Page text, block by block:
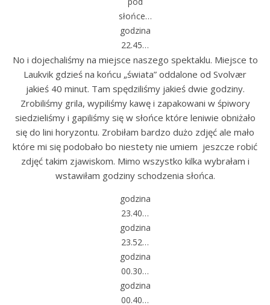
słońce…
godzina
22.45…
No i dojechaliśmy na miejsce naszego spektaklu. Miejsce to
Laukvik gdzieś na końcu „świata” oddalone od Svolvær
jakieś 40 minut. Tam spędziliśmy jakieś dwie godziny.
Zrobiliśmy grila, wypiliśmy kawę i zapakowani w śpiwory
siedzieliśmy i gapiliśmy się w słońce które leniwie obniżało
się do lini horyzontu. Zrobiłam bardzo dużo zdjęć ale mało
które mi się podobało bo niestety nie umiem jeszcze robić
zdjęć takim zjawiskom. Mimo wszystko kilka wybrałam i
wstawiłam godziny schodzenia słońca.
godzina
23.40…
godzina
23.52…
godzina
00.30…
godzina
00.40…